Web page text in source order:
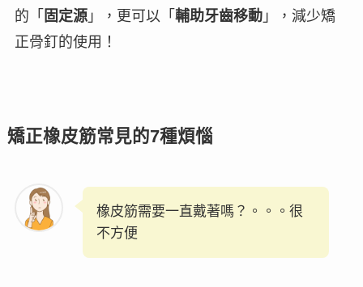
的「 固定源」，更可以「 輔助牙齒移動」， 減少矯
正骨釘的使用 ！
矯正橡皮筋常見的7種煩惱
橡皮筋需要一直戴著嗎？。。。很
不方便